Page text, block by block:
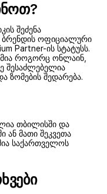
შეძენა
ბრენდის ოფიციალური
Partner-ის სტატუსს.
როგორც ონლაინ,
შესაძლებელია
ზომების შედარება.
თბილისში და
ან მათი შეკვეთა
საქართველოს